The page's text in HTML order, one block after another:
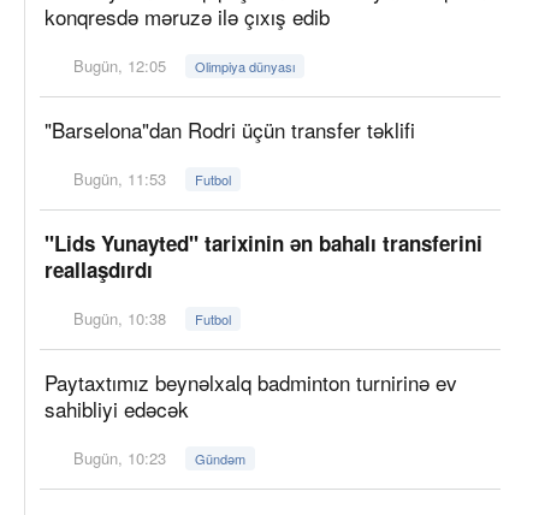
konqresdə məruzə ilə çıxış edib
Bugün, 12:05 Olimpiya dünyası
"Barselona"dan Rodri üçün transfer təklifi
Bugün, 11:53 Futbol
"Lids Yunayted" tarixinin ən bahalı transferini
reallaşdırdı
Bugün, 10:38 Futbol
Paytaxtımız beynəlxalq badminton turnirinə ev
sahibliyi edəcək
Bugün, 10:23 Gündəm